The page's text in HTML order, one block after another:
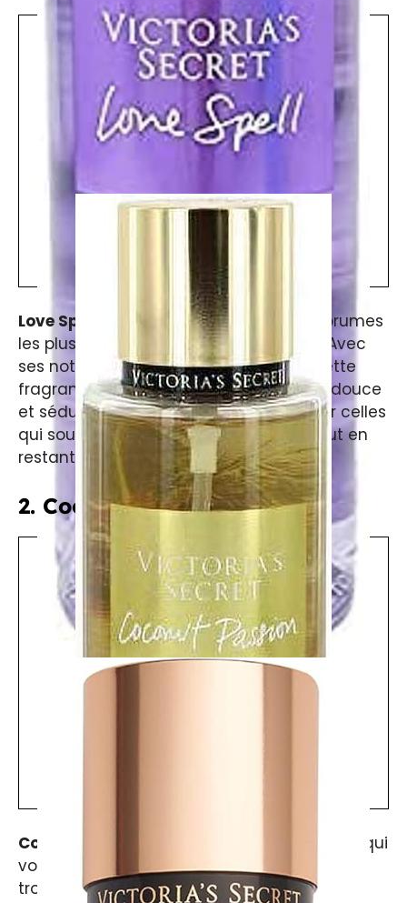
Love Spell
est sans conteste l’une des brumes
les plus populaires de Victoria’s Secret. Avec
ses notes de pêche, cerise et jasmin, cette
fragrance fruitée et florale est à la fois douce
et séduisante. C’est le choix parfait pour celles
qui souhaitent affirmer leur féminité tout en
restant légères.
2. Coconut Passion
Coconut Passion
est une brume parfumée qui
vous transporte instantanément sous les
tropiques. Ses notes de vanille et de noix de